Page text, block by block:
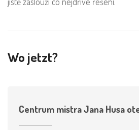
Wo jetzt?
Centrum mistra Jana Husa